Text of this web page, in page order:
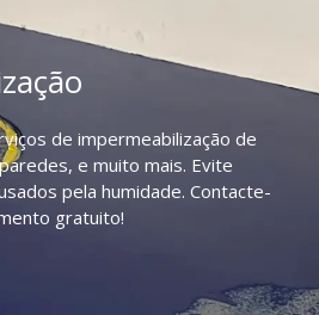
de impermeabilização de
e muito mais. Evite
pela humidade. Contacte-
gratuito!